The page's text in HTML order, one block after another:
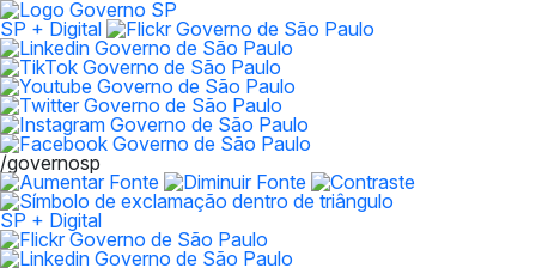
SP + Digital
/governosp
SP + Digital